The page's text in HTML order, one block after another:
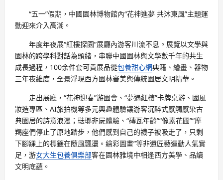
“五一”假期，中國園林博物館內“花神進夢 共沐東風”主題運
動迎來介入高潮。
年度年夜展“紅樓探園”展廳內游客川流不息。展覽以文學與
園林的跨學科對話為頭緒，串聯中國園林與文學數千年的共生
成長過程，100余件套可貴展品從包養甜心網典籍、繪畫、器物
三年夜維度，全景浮現西方園林審美與傳統園居文明精華。
走出展廳，“花神迎春”游園會、“夢遇紅樓”卡牌桌游、國風
妝造專區、AI旅拍機等多元興趣體驗讓游客沉醉式感觸感染古
典園居的詩意浪漫；琺瑯非屍體驗、“磚瓦年齡”“像素花圃”“摩
羯座們停止了原地踏步，他們感到自己的襪子被吸走了，只剩
下腳踝上的標籤在隨風飄盪。繪彩圖畫”等非遺匠藝運動人氣實
足，游女大生包養俱樂部客在園林雅境中相逢西方美學、品讀
文明底蘊。